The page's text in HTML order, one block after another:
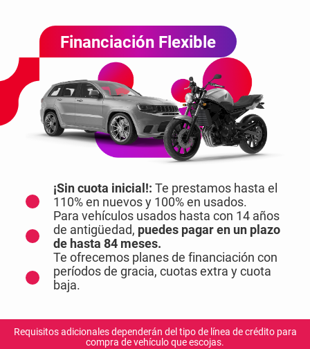
Financiación Flexible
¡Sin cuota inicial!: Te prestamos hasta el
110% en nuevos y 100% en usados.
Para vehículos usados hasta con 14 años
de antigüedad, puedes pagar en un plazo
de hasta 84 meses.
Te ofrecemos planes de financiación con
períodos de gracia, cuotas extra y cuota
baja.
Requisitos adicionales dependerán del tipo de línea de crédito para
compra de vehículo que escojas.